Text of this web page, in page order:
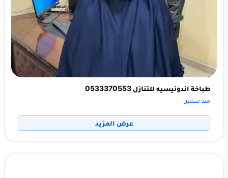
طباخة اندونيسيه للتنازل 0533370553
منذ سنتين
عرض المزيد